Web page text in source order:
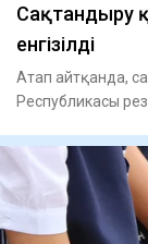
Сақтандыру
енгізілді
Атап айтқанда,
Республикасы